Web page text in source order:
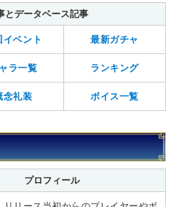
とデータベース記事
イベント 最新ガチャ
ラ一覧 ランキング
念礼装 ボイス一覧
プロフィール